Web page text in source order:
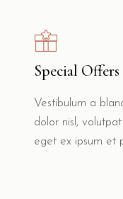
Special Offers
Vestibulum a
dolor nisl,
eget ex ipsum et